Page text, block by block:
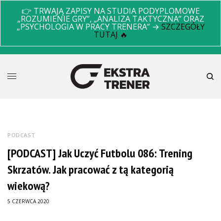
👉 TRWAJĄ ZAPISY NA STUDIA PODYPLOMOWE
„ROZUMIENIE GRY”, „ANALIZA TAKTYCZNA” ORAZ
„PSYCHOLOGIA W PRACY TRENERA” → SZCZEGÓŁY
TUTAJ 🔥
PODCAST
[PODCAST] Jak Uczyć Futbolu 086: Trening
Skrzatów. Jak pracować z tą kategorią
wiekową?
5 CZERWCA 2020